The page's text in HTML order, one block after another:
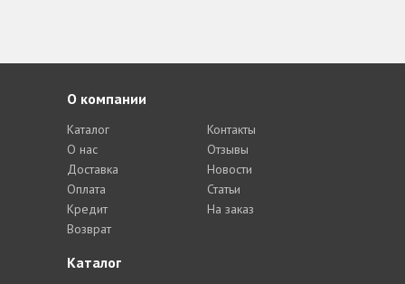
Каталог
О компании
Каталог
О нас
Доставка
Оплата
Кредит
Возврат
Контакты
Отзывы
Новости
Статьи
На заказ